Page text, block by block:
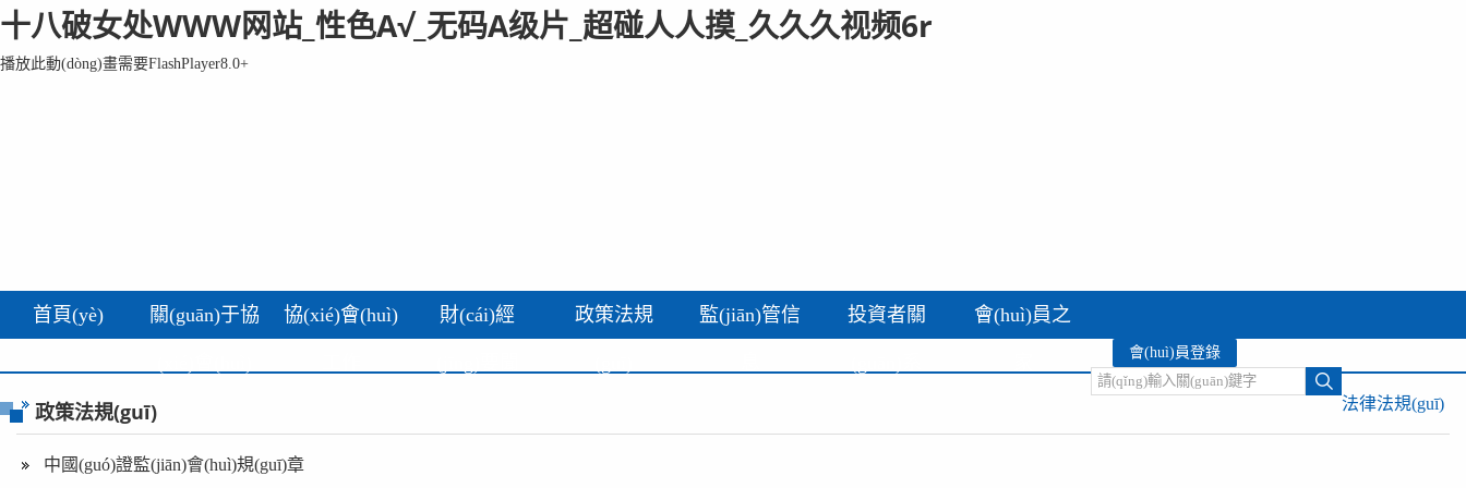
十八破女处WWW网站_性色A√_无码A级片_超碰人人摸_久久久视频6r
播放此動(dòng)畫需要FlashPlayer8.0+
首頁(yè) 關(guān)于協 協(xié)會(huì) 財(cái)經 政策法規 監(jiān)管信 投資者關 會(huì)員之
會(huì)員登錄
政策法規(guī) 法律法規(guī)
中國(guó)證監(jiān)會(huì)規(guī)章